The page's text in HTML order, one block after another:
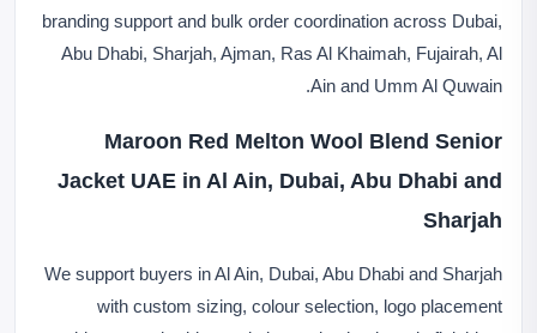
branding support and bulk order coordination across Dubai,
Abu Dhabi, Sharjah, Ajman, Ras Al Khaimah, Fujairah, Al
Ain and Umm Al Quwain.
Maroon Red Melton Wool Blend Senior
Jacket UAE in Al Ain, Dubai, Abu Dhabi and
Sharjah
We support buyers in Al Ain, Dubai, Abu Dhabi and Sharjah
with custom sizing, colour selection, logo placement